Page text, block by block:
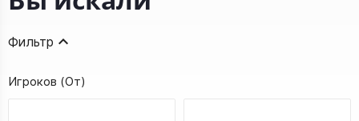
Фильтр
Игроков (От)